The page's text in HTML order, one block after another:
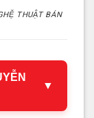
THUẬT BÁN
▼